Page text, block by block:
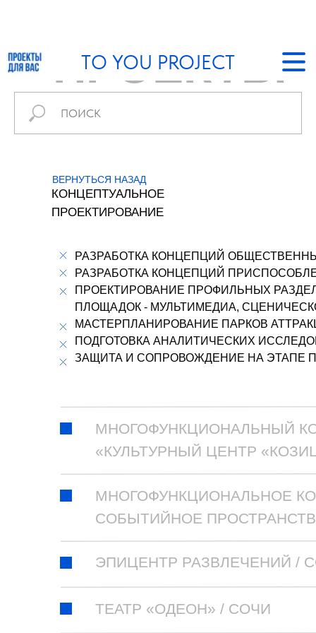
ПРОЕКТЫ
КОНЦЕПТУАЛЬНОЕ
ПРОЕКТИРОВАНИЕ
ВЕРНУТЬСЯ НАЗАД
РАЗРАБОТКА КОНЦЕПЦИЙ
РАЗРАБОТКА КОНЦЕПЦИЙ
ПРОЕКТИРОВАНИЕ ПРОФИЛЬНЫХ
ПЛОЩАДОК - МУЛЬТИМЕДИА,
МАСТЕРПЛАНИРОВАНИЕ ПАРКОВ
ПОДГОТОВКА АНАЛИТИЧЕСКИХ
ЗАЩИТА И СОПРОВОЖДЕНИЕ НА ЭТАПЕ
МНОГОФУНКЦИОНАЛЬНЫЙ
«КУЛЬТУРНЫЙ ЦЕНТР
МНОГОФУНКЦИОНАЛЬНОЕ
СОБЫТИЙНОЕ
ЭПИЦЕНТР РАЗВЛЕЧЕНИЙ /
ТЕАТР «ОДЕОН» / СОЧИ